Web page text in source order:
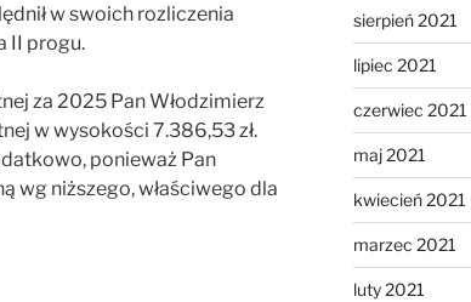
w swoich rozliczenia
II progu.
za 2025 Pan Włodzimierz
w wysokości 7.386,53 zł.
ponieważ Pan
wg niższego, właściwego dla
sierpień 2021
lipiec 2021
czerwiec 2021
maj 2021
kwiecień 2021
marzec 2021
luty 2021